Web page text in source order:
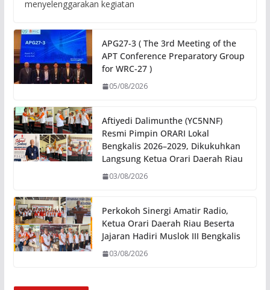
menyelenggarakan kegiatan
APG27-3 ( The 3rd Meeting of the
APT Conference Preparatory Group
for WRC-27 )
05/08/2026
Aftiyedi Dalimunthe (YC5NNF)
Resmi Pimpin ORARI Lokal
Bengkalis 2026–2029, Dikukuhkan
Langsung Ketua Orari Daerah Riau
03/08/2026
Perkokoh Sinergi Amatir Radio,
Ketua Orari Daerah Riau Beserta
Jajaran Hadiri Muslok III Bengkalis
03/08/2026